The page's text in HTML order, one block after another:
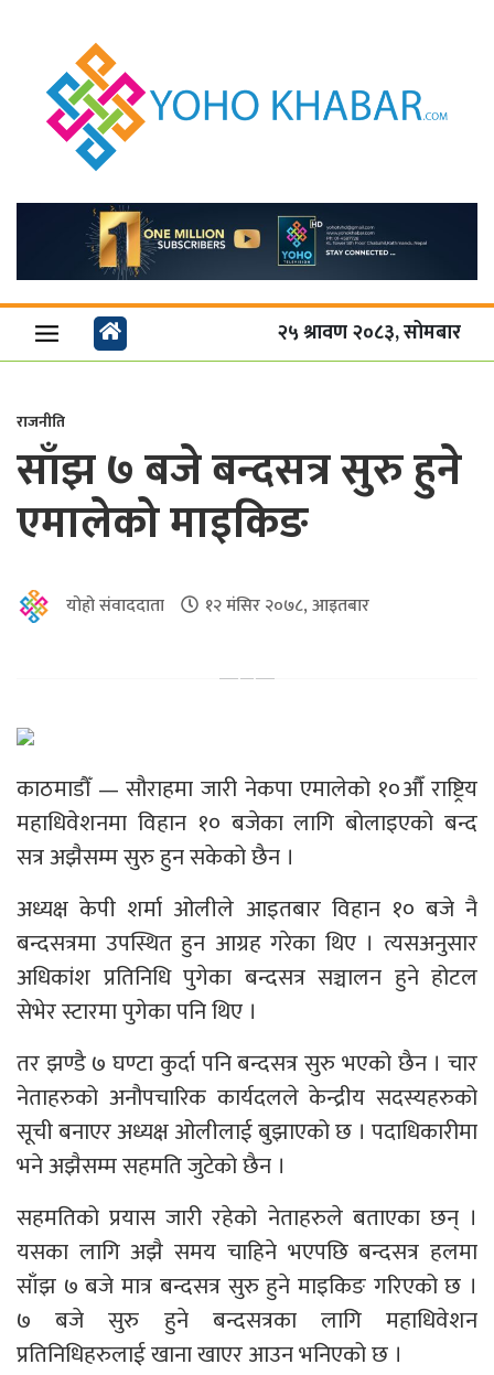
२५ श्रावण २०८३, सोमबार
राजनीति
साँझ ७ बजे बन्दसत्र सुरु हुने
एमालेको माइकिङ
योहो संवाददाता १२ मंसिर २०७८, आइतबार
काठमाडौँ — सौराहमा जारी नेकपा एमालेको १०औँ राष्ट्रिय
महाधिवेशनमा विहान १० बजेका लागि बोलाइएको बन्द
सत्र अझैसम्म सुरु हुन सकेको छैन ।
अध्यक्ष केपी शर्मा ओलीले आइतबार विहान १० बजे नै
बन्दसत्रमा उपस्थित हुन आग्रह गरेका थिए । त्यसअनुसार
अधिकांश प्रतिनिधि पुगेका बन्दसत्र सञ्चालन हुने होटल
सेभेर स्टारमा पुगेका पनि थिए ।
तर झण्डै ७ घण्टा कुर्दा पनि बन्दसत्र सुरु भएको छैन । चार
नेताहरुको अनौपचारिक कार्यदलले केन्द्रीय सदस्यहरुको
सूची बनाएर अध्यक्ष ओलीलाई बुझाएको छ । पदाधिकारीमा
भने अझैसम्म सहमति जुटेको छैन ।
सहमतिको प्रयास जारी रहेको नेताहरुले बताएका छन् ।
यसका लागि अझै समय चाहिने भएपछि बन्दसत्र हलमा
साँझ ७ बजे मात्र बन्दसत्र सुरु हुने माइकिङ गरिएको छ ।
७ बजे सुरु हुने बन्दसत्रका लागि महाधिवेशन
प्रतिनिधिहरुलाई खाना खाएर आउन भनिएको छ ।